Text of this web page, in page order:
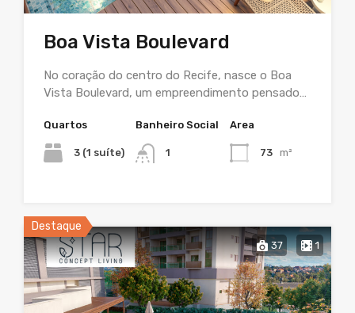
Boa Vista Boulevard
No coração do centro do Recife, nasce o Boa
Vista Boulevard, um empreendimento pensado…
Quartos
3 (1 suíte)
Banheiro Social
1
Area
73 m²
Destaque
37 1